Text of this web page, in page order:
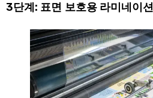
3단계: 표면 보호용 라미네이션